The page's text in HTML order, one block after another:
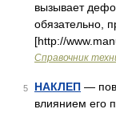
вызывает
обязательно,
[http://
Справочник
5 НАКЛЕП —
влиянием его